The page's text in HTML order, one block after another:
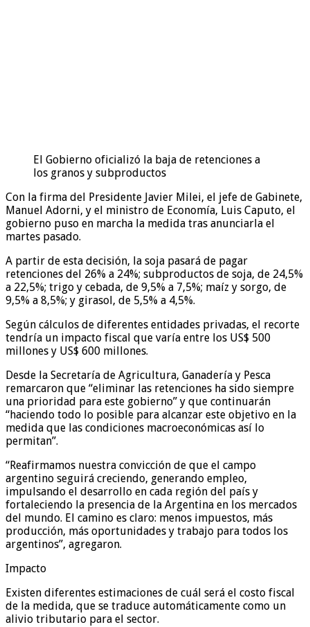
El Gobierno oficializó la baja de retenciones a
los granos y subproductos
Con la firma del Presidente Javier Milei, el jefe de Gabinete,
Manuel Adorni, y el ministro de Economía, Luis Caputo, el
gobierno puso en marcha la medida tras anunciarla el
martes pasado.
A partir de esta decisión, la soja pasará de pagar
retenciones del 26% a 24%; subproductos de soja, de 24,5%
a 22,5%; trigo y cebada, de 9,5% a 7,5%; maíz y sorgo, de
9,5% a 8,5%; y girasol, de 5,5% a 4,5%.
Según cálculos de diferentes entidades privadas, el recorte
tendría un impacto fiscal que varía entre los US$ 500
millones y US$ 600 millones.
Desde la Secretaría de Agricultura, Ganadería y Pesca
remarcaron que “eliminar las retenciones ha sido siempre
una prioridad para este gobierno” y que continuarán
“haciendo todo lo posible para alcanzar este objetivo en la
medida que las condiciones macroeconómicas así lo
permitan”.
“Reafirmamos nuestra convicción de que el campo
argentino seguirá creciendo, generando empleo,
impulsando el desarrollo en cada región del país y
fortaleciendo la presencia de la Argentina en los mercados
del mundo. El camino es claro: menos impuestos, más
producción, más oportunidades y trabajo para todos los
argentinos”, agregaron.
Impacto
Existen diferentes estimaciones de cuál será el costo fiscal
de la medida, que se traduce automáticamente como un
alivio tributario para el sector.